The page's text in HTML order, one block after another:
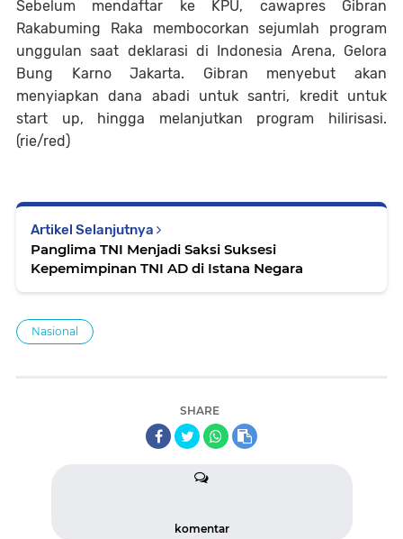
Sebelum mendaftar ke KPU, cawapres Gibran
Rakabuming Raka membocorkan sejumlah program
unggulan saat deklarasi di Indonesia Arena, Gelora
Bung Karno Jakarta. Gibran menyebut akan
menyiapkan dana abadi untuk santri, kredit untuk
start up, hingga melanjutkan program hilirisasi.
(rie/red)
Artikel Selanjutnya
Panglima TNI Menjadi Saksi Suksesi
Kepemimpinan TNI AD di Istana Negara
Nasional
SHARE
komentar